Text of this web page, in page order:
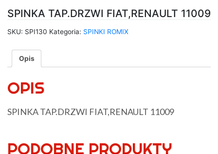
SPINKA TAP.DRZWI FIAT,RENAULT 11009
SKU: SPI130 Kategoria: SPINKI ROMIX
Opis
OPIS
SPINKA TAP.DRZWI FIAT,RENAULT 11009
PODOBNE PRODUKTY